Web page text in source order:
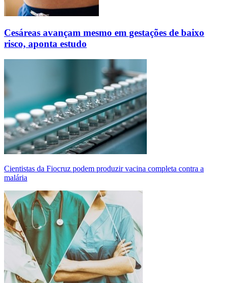
Cesáreas avançam mesmo em gestações de baixo
risco, aponta estudo
Cientistas da Fiocruz podem produzir vacina completa contra a
malária